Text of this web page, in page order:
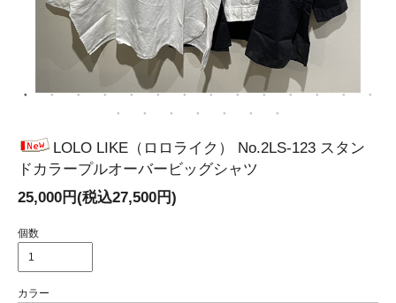
LOLO LIKE（ロロライク） No.2LS-123 スタン
ドカラープルオーバービッグシャツ
25,000円(税込27,500円)
個数
カラー